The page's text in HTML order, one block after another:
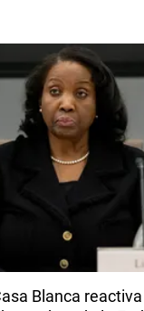
Blanca